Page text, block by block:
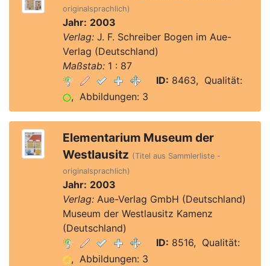
originalsprachlich)
Jahr: 2003
Verlag:J. F. Schreiber Bogen im Aue-
Verlag (Deutschland)
Maßstab:1 : 87
ID: 8463, Qualität:
, Abbildungen: 3
Elementarium Museum der
Westlausitz (Titel aus Sammlerliste -
originalsprachlich)
Jahr: 2003
Verlag:Aue-Verlag GmbH (Deutschland)
Museum der Westlausitz Kamenz
(Deutschland)
ID: 8516, Qualität:
, Abbildungen: 3